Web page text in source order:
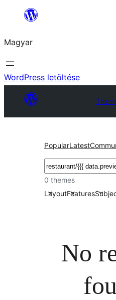
Ugrás
tartalomhoz
Magyar
WordPress letöltése
PopularLatest
Keresés
0 themes
LayoutFeatures
No